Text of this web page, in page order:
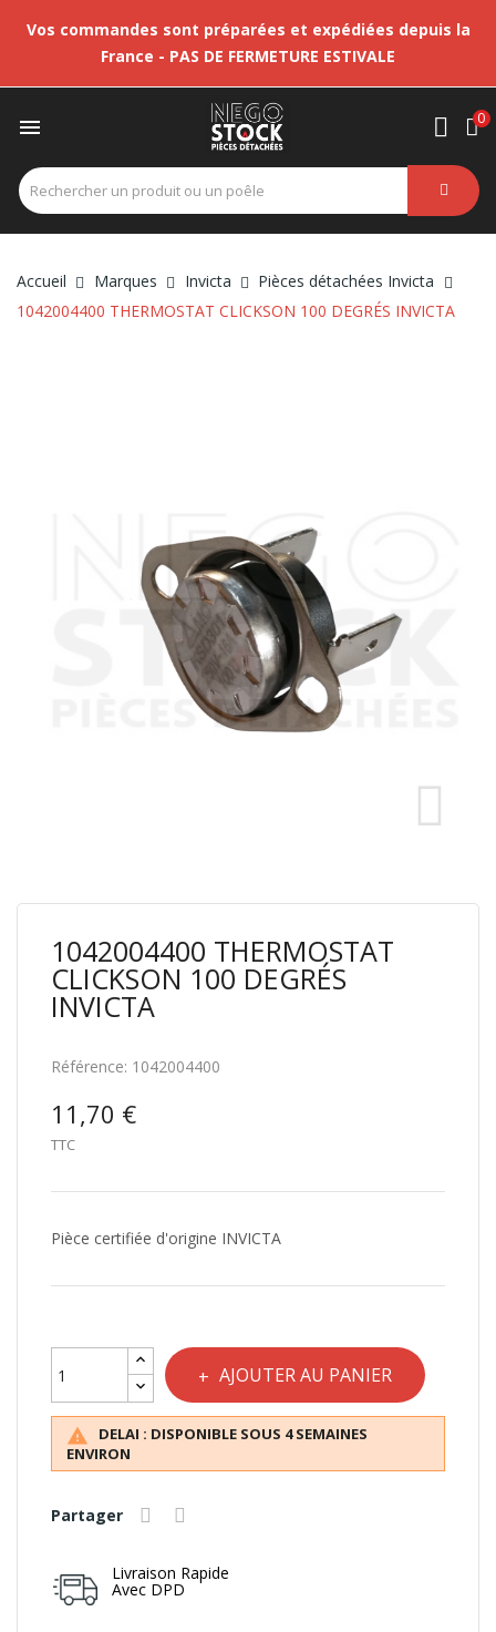
Vos commandes sont préparées et expédiées depuis la
France - PAS DE FERMETURE ESTIVALE
 0
Accueil Marques Invicta
Pièces détachées Invicta
1042004400 THERMOSTAT CLICKSON 100 DEGRÉS INVICTA
1042004400 THERMOSTAT
CLICKSON 100 DEGRÉS
INVICTA
Référence: 1042004400
11,70 €
TTC
Pièce certifiée d'origine INVICTA
AJOUTER AU PANIER

DELAI : DISPONIBLE SOUS 4 SEMAINES
ENVIRON
Partager
Livraison Rapide
Avec DPD